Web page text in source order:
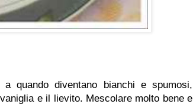
quando diventano bianchi e spumosi,
e il lievito. Mescolare molto bene e